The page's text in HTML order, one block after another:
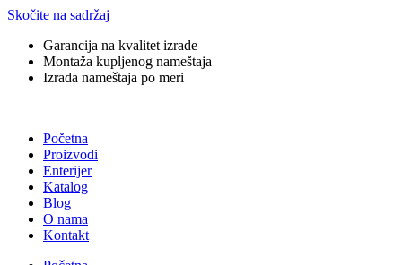
Skočite na sadržaj
Garancija na kvalitet izrade
Montaža kupljenog nameštaja
Izrada nameštaja po meri
Početna
Proizvodi
Enterijer
Katalog
Blog
O nama
Kontakt